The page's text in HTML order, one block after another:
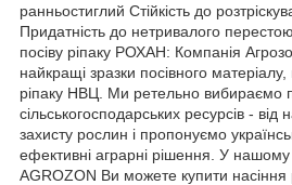
ранньостиглий Стійкість до
Придатність до нетривалого
посіву ріпаку РОХАН: Компанія
найкращі зразки посівного матеріалу,
ріпаку НВЦ. Ми ретельно вибираємо
сільськогосподарських ресурсів - від
захисту рослин і пропонуємо
ефективні аграрні рішення. У нашому
AGROZON Ви можете купити